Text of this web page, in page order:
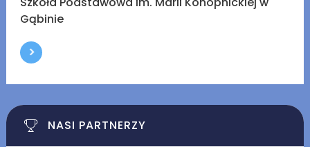
Gąbinie
NASI PARTNERZY